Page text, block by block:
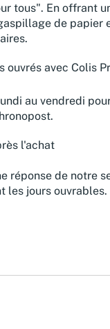
tous". En offrant
de papier
ouvrés avec Colis
au vendredi
l'achat
réponse de notre
les jours ouvrables.